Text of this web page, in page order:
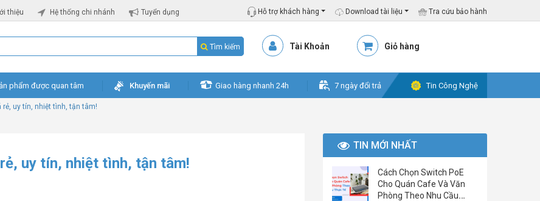
thiệu Hệ thống chi nhánh Tuyển dụng Hỗ trợ khách hàng Download tài liệu Tra cứu bảo hành
Tìm kiếm Tài Khoản Giỏ hàng
phẩm được quan tâm Khuyến mãi Giao hàng nhanh 24h 7 ngày đổi trả Tin Công Nghệ
uy tín, nhiệt tình, tận tâm!
uy tín, nhiệt tình, tận tâm!
TIN MỚI NHẤT
Cách Chọn Switch PoE
Cho Quán Cafe Và Văn
Phòng Theo Nhu Cầu